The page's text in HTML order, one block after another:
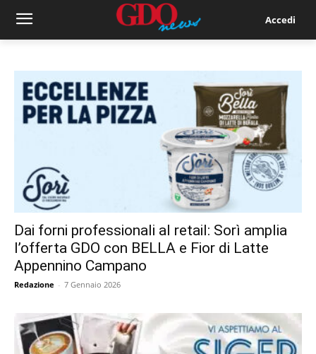
Accedi
Dai forni professionali al retail: Sorì amplia
l’offerta GDO con BELLA e Fior di Latte
Appennino Campano
Redazione - 7 Gennaio 2026